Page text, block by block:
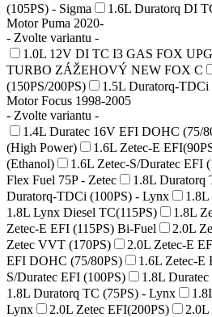
(105PS) - Sigma
1.6L Duratorq DI
Motor Puma 2020-
- Zvolte variantu -
1.0L 12V DI TC I3 GAS FOX UPG
TURBO ZÁŽEHOVÝ NEW FOX C
(150PS/200PS)
1.5L Duratorq-TDCi
Motor Focus 1998-2005
- Zvolte variantu -
1.4L Duratec 16V EFI DOHC (75/
(High Power)
1.6L Zetec-E
(Ethanol)
1.6L Zetec-S/Duratec EFI
Flex Fuel 75P - Zetec
1.8L Duratorq
Duratorq-TDCi (100PS) - Lynx
1.8L
1.8L Lynx Diesel TC(115PS)
1.8L
Zetec-E EFI (115PS) Bi-Fuel
2.0L
Zetec VVT (170PS)
2.0L Zetec-E
EFI DOHC (75/80PS)
1.6L Zetec-E
S/Duratec EFI (100PS)
1.8L
1.8L Duratorq TC (75PS) - Lynx
Lynx
2.0L Zetec EFI(200PS) 2.0L